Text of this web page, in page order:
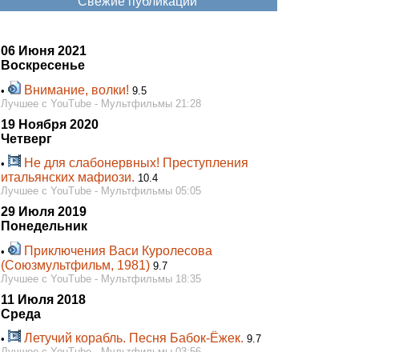
06 Июня 2021
Воскресенье
• Внимание, волки! 9.5
Лучшее с YouTube - Мультфильмы 21:28
19 Ноября 2020
Четверг
•
Не для слабонервных! Преступления
итальянских мафиози. 10.4
Лучшее с YouTube - Мультфильмы 05:05
29 Июля 2019
Понедельник
•
Приключения Васи Куролесова
(Союзмультфильм, 1981) 9.7
Лучшее с YouTube - Мультфильмы 18:35
11 Июля 2018
Среда
• Летучий корабль. Песня Бабок-Ёжек. 9.7